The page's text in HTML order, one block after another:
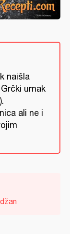
naišla
umak
ali ne i